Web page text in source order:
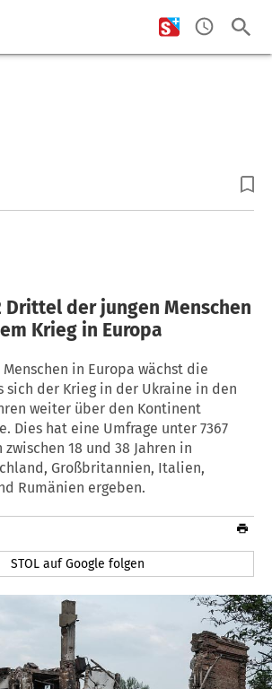
Drittel der jungen Menschen
Krieg in Europa
in Europa wächst die
sich der Krieg in der Ukraine in den
weiter über den Kontinent
Dies hat eine Umfrage unter 7367
18 und 38 Jahren in
Großbritannien, Italien,
Rumänien ergeben.
STOL auf Google folgen